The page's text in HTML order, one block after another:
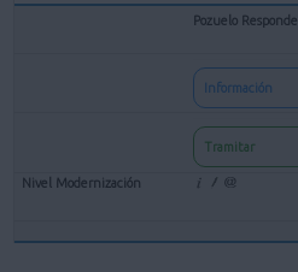
Pozuelo Responde
Información
Tramitar